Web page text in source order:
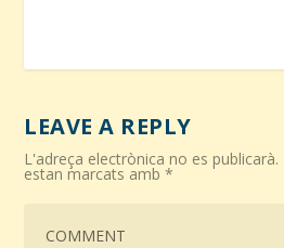
LEAVE A REPLY
L'adreça electrònica no es publicarà.
estan marcats amb*